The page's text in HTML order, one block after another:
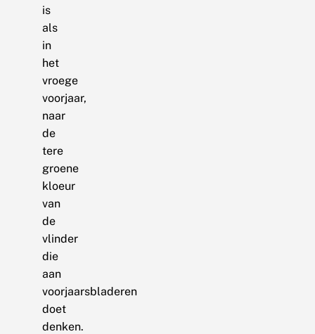
is
als
in
het
vroege
voorjaar,
naar
de
tere
groene
kloeur
van
de
vlinder
die
aan
voorjaarsbladeren
doet
denken.